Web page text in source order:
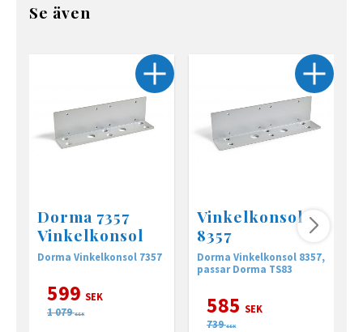
Se även
Dorma 7357
Vinkelkonsol
Dorma Vinkelkonsol 7357
599 SEK
1 079 SEK
Vinkelkonsol
8357
Dorma Vinkelkonsol 8357,
passar Dorma TS83
585 SEK
739 SEK